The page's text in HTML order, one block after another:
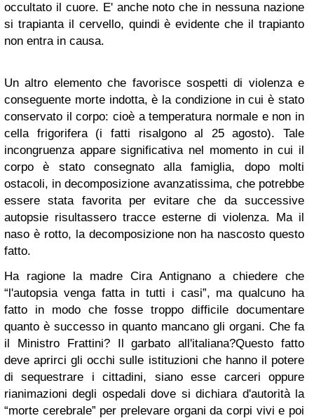
occultato il cuore. E' anche noto che in nessuna nazione
si trapianta il cervello, quindi è evidente che il trapianto
non entra in causa.
Un altro elemento che favorisce sospetti di violenza e
conseguente morte indotta, è la condizione in cui è stato
conservato il corpo: cioè a temperatura normale e non in
cella frigorifera (i fatti risalgono al 25 agosto). Tale
incongruenza appare significativa nel momento in cui il
corpo è stato consegnato alla famiglia, dopo molti
ostacoli, in decomposizione avanzatissima, che potrebbe
essere stata favorita per evitare che da successive
autopsie risultassero tracce esterne di violenza. Ma il
naso è rotto, la decomposizione non ha nascosto questo
fatto.
Ha ragione la madre Cira Antignano a chiedere che
“l'autopsia venga fatta in tutti i casi”, ma qualcuno ha
fatto in modo che fosse troppo difficile documentare
quanto è successo in quanto mancano gli organi. Che fa
il Ministro Frattini? Il garbato all'italiana?Questo fatto
deve aprirci gli occhi sulle istituzioni che hanno il potere
di sequestrare i cittadini, siano esse carceri oppure
rianimazioni degli ospedali dove si dichiara d'autorità la
“morte cerebrale” per prelevare organi da corpi vivi e poi